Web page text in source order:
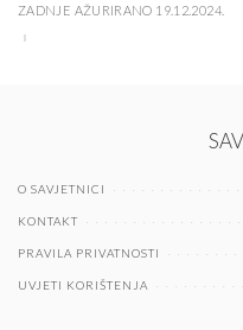
ZADNJE AŽURIRANO 19.12.2024.
O SAVJETNICI
KONTAKT
PRAVILA PRIVATNOSTI
UVJETI KORIŠTENJA